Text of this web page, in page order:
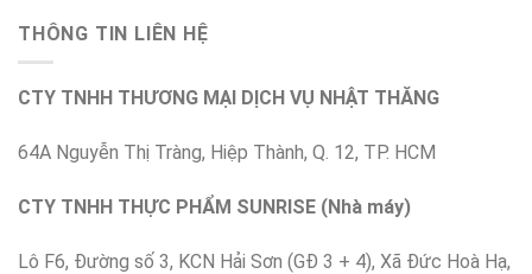
THÔNG TIN LIÊN HỆ
CTY TNHH THƯƠNG MẠI DỊCH VỤ NHẬT THĂNG
64A Nguyễn Thị Tràng, Hiệp Thành, Q. 12, TP. HCM
CTY TNHH THỰC PHẨM SUNRISE (Nhà máy)
Lô F6, Đường số 3, KCN Hải Sơn (GĐ 3 + 4), Xã Đức Hoà Hạ,